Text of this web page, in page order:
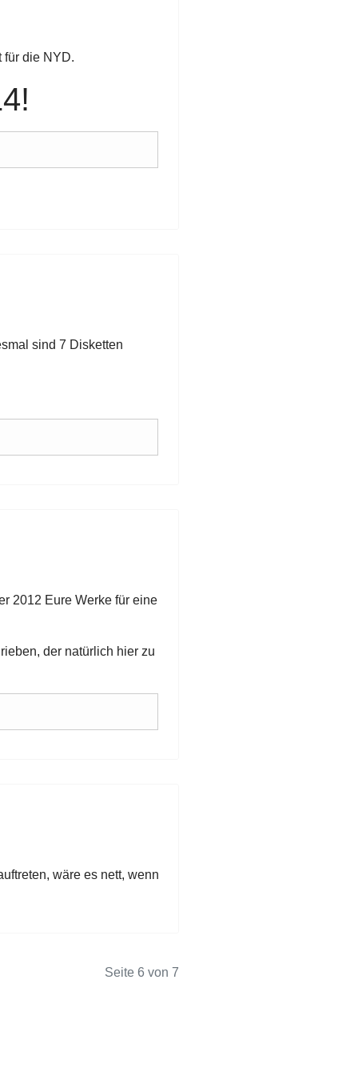
für die NYD.
sind 7 Disketten
2012 Eure Werke für eine
der natürlich hier zu
wäre es nett, wenn
Seite 6 von 7